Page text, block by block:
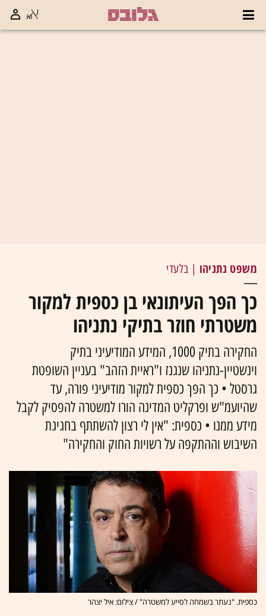
משפט נתניהו | בלעדי
כך הפך העיתונאי בן כספית למקור
משטרתי חוזר בתיקי נתניהו
החקירה בתיק 1000, המידע המודיעיני בתיק
וינשטיין-נתניהו שנגנז ו"ראיית הזהב" בעניין השופטת
גרסטל • כך הפך כספית למקור מודיעיני פורה, עד
שהיועמ"ש ופרקליט המדינה הורו למשטרה להפסיק לקבל
מידע ממנו • כספית: "אין לי רצון להשתתף בחגיגת
השיבוש וההתקפה על רשויות החוק והחקירה"
כספית. "נעתר בשמחה לסייע למשטרה" / צילום: איל יצהר